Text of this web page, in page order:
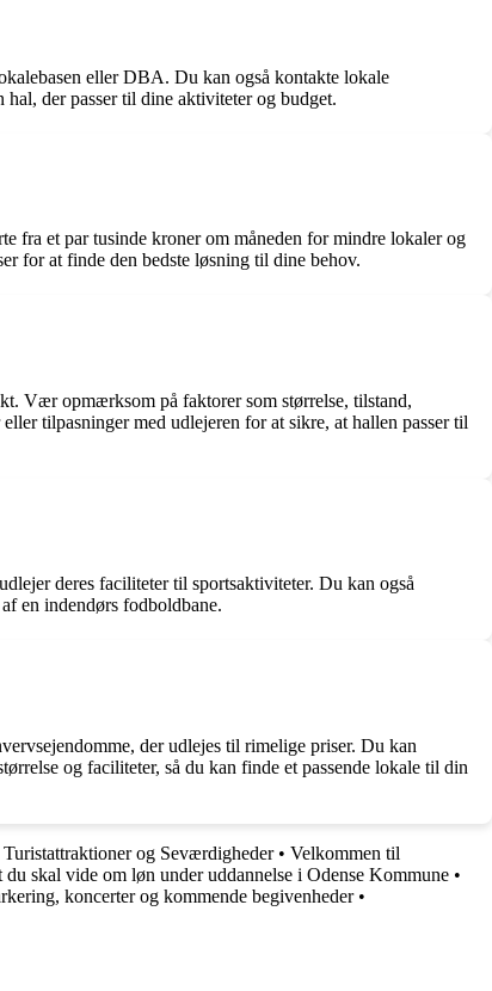
eller DBA. Du kan også kontakte lokale
der passer til dine aktiviteter og budget.
fra et par tusinde kroner om måneden for mindre lokaler og
for at finde den bedste løsning til dine behov.
Vær opmærksom på faktorer som størrelse, tilstand,
tilpasninger med udlejeren for at sikre, at hallen passer til
deres faciliteter til sportsaktiviteter. Du kan også
en indendørs fodboldbane.
der udlejes til rimelige priser. Du kan
og faciliteter, så du kan finde et passende lokale til din
og Seværdigheder• Velkommen til
du skal vide om løn under uddannelse i Odense Kommune •
koncerter og kommende begivenheder•